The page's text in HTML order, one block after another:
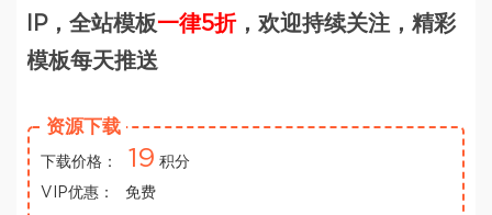
IP，全站模板一律5折，欢迎持续关注，精彩
模板每天推送
资源下载
下载价格： 19 积分
VIP优惠：
免费